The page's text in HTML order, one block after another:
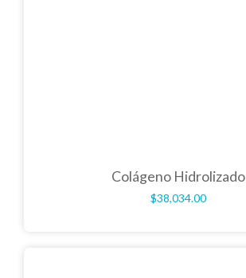
Colágeno Hidrolizado
$38,034.00